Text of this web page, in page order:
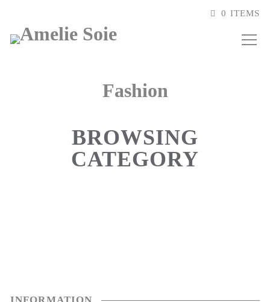
0 ITEMS
BROWSING
CATEGORY
Fashion